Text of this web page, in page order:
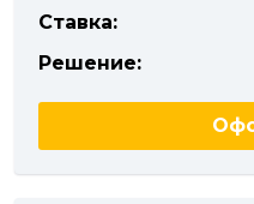
Ставка:
Решение: